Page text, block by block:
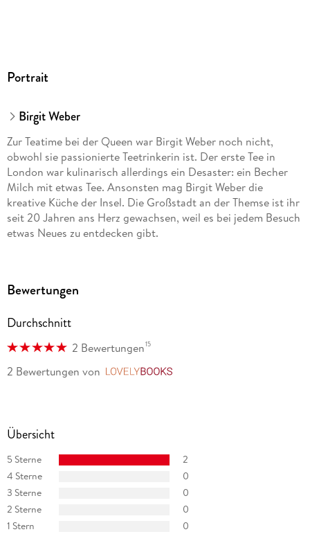
Die MARCO POLO Erlebnistouren durch London bieten dir
Spaziergänge für jeden Geschmack und jede Ausdauer,
Palace.
Lass dich vom Trubel der britischen Metropole anstecken und
erlebe einen unvergesslichen Urlaub mit dem MARCO POLO
Reiseführer London!
ERLEBE LOS!
Das Beste zuerst
So tickt London
Sightseeing
Essen & Trinken
Shoppen & Stöbern
Portrait
Birgit Weber
Zur Teatime bei der Queen war Birgit Weber noch nicht,
obwohl sie passionierte Teetrinkerin ist. Der erste Tee in
London war kulinarisch allerdings ein Desaster: ein Becher
Milch mit etwas Tee. Ansonsten mag Birgit Weber die
kreative Küche der Insel. Die Großstadt an der Themse ist ihr
seit 20 Jahren ans Herz gewachsen, weil es bei jedem Besuch
etwas Neues zu entdecken gibt.
Bewertungen
Durchschnitt
2 Bewertungen15
2 Bewertungen von
Übersicht
5 Sterne
2
4 Sterne
0
3 Sterne
0
2 Sterne
0
1 Stern
0